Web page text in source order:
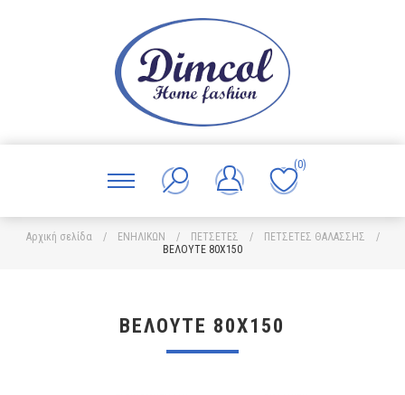
(0)
Αρχική σελίδα / ΕΝΗΛΙΚΩΝ / ΠΕΤΣΕΤΕΣ / ΠΕΤΣΕΤΕΣ ΘΑΛΑΣΣΗΣ
/
ΒΕΛΟΥΤΕ 80Χ150
ΒΕΛΟΥΤΕ 80Χ150